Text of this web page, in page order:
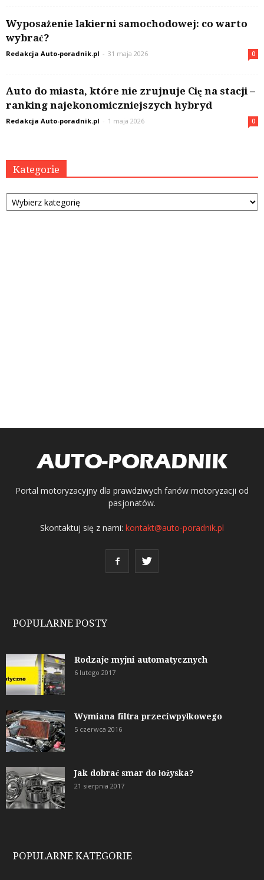
Wyposażenie lakierni samochodowej: co warto
wybrać?
Redakcja Auto-poradnik.pl - 31 maja 2026 0
Auto do miasta, które nie zrujnuje Cię na stacji –
ranking najekonomiczniejszych hybryd
Redakcja Auto-poradnik.pl - 1 maja 2026 0
Kategorie
Kategorie
Portal motoryzacyjny dla prawdziwych fanów motoryzacji od
pasjonatów.
Skontaktuj się z nami: kontakt@auto-poradnik.pl
POPULARNE POSTY
Rodzaje myjni automatycznych
6 lutego 2017
Wymiana filtra przeciwpyłkowego
5 czerwca 2016
Jak dobrać smar do łożyska?
21 sierpnia 2017
POPULARNE KATEGORIE